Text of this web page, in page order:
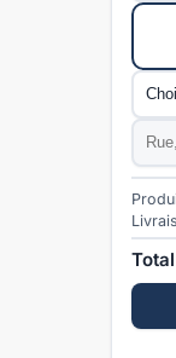
Mode
Total